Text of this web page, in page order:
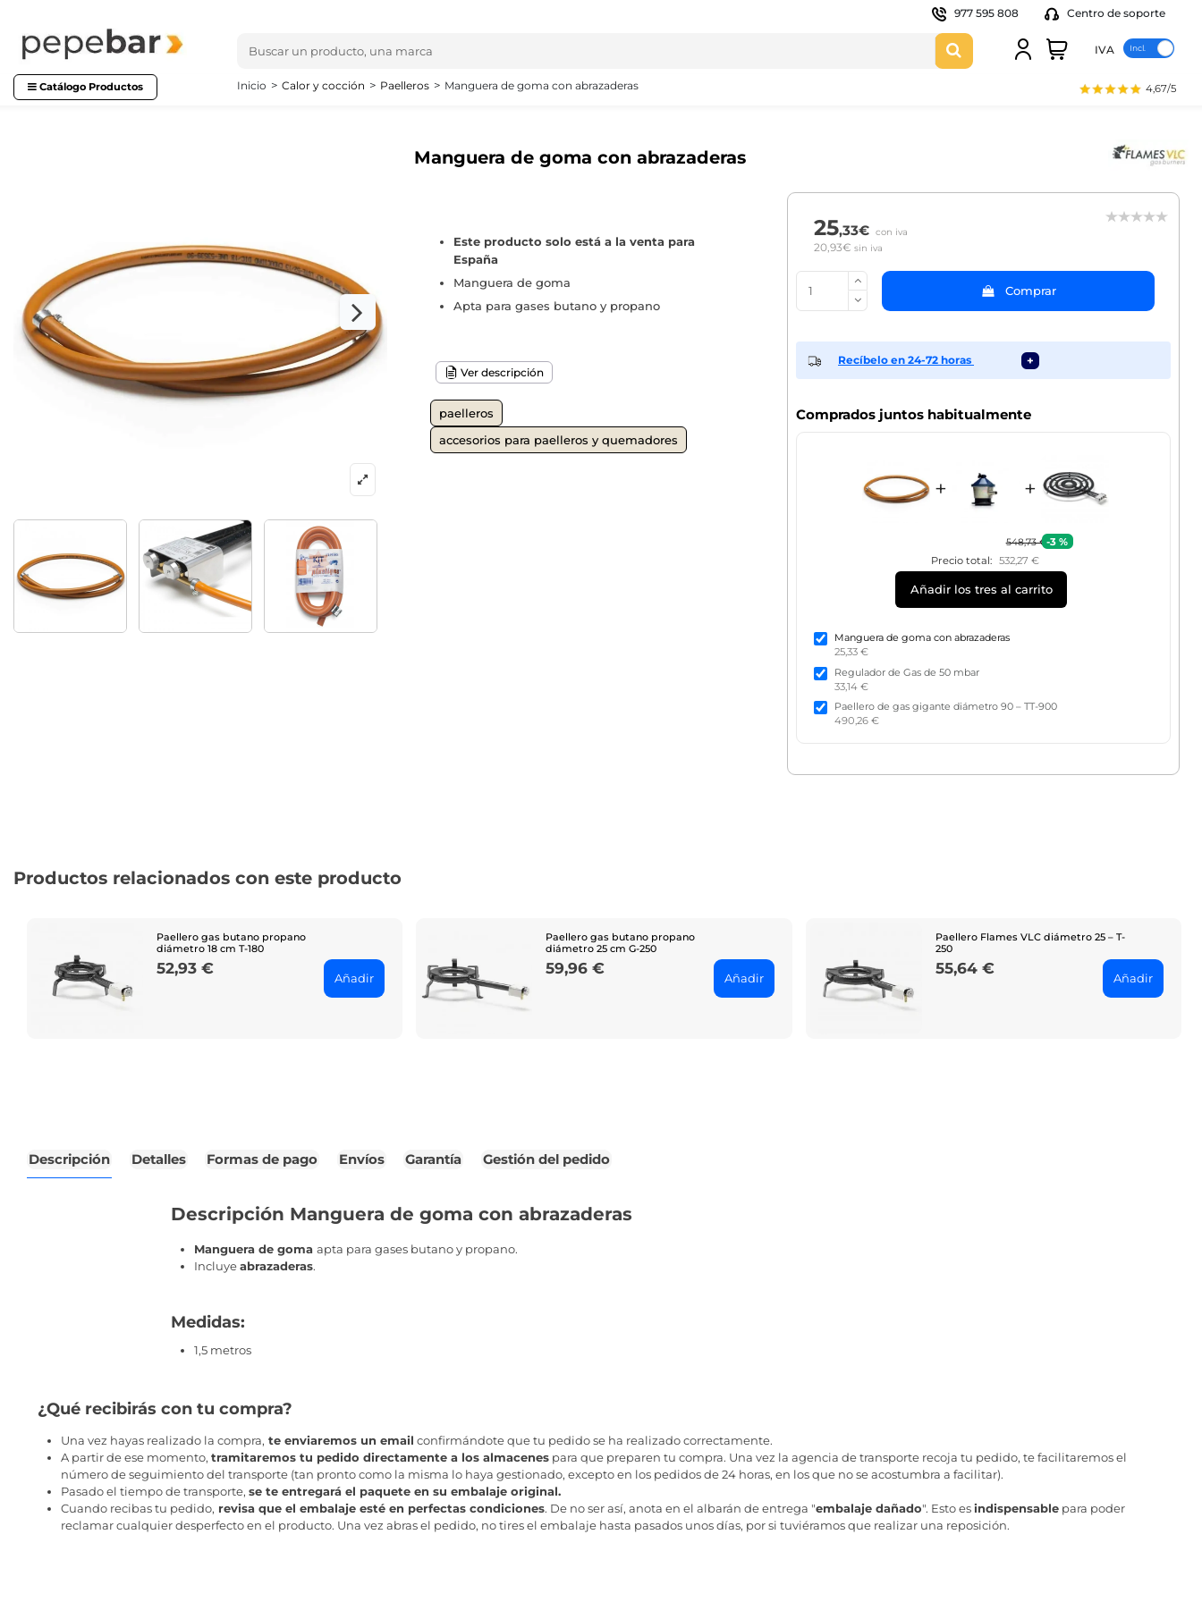
977 595 808 Centro de soporte
IVA
Catálogo Productos 4,67/5
Inicio Calor y cocción Paelleros Manguera de goma con abrazaderas
Manguera de goma con abrazaderas
Este producto solo está a la venta para
España
Manguera de goma
Apta para gases butano y propano
Ver descripción
paelleros
accesorios para paelleros y quemadores
25,33€ con iva
20,93€ sin iva
Comprar
Recíbelo en 24-72 horas +
Comprados juntos habitualmente
+ +
548,73 € -3 %
Precio total:
532,27 €
Añadir los tres al carrito
Manguera de goma con abrazaderas
25,33 €
Regulador de Gas de 50 mbar
33,14 €
Paellero de gas gigante diámetro 90 – TT-900
490,26 €
Productos relacionados con este producto
Paellero gas butano propano
diámetro 18 cm T-180
Price
52,93 €
Añadir
Paellero gas butano propano
diámetro 25 cm G-250
Price
59,96 €
Añadir
Paellero Flames VLC diámetro 25 – T-
250
Price
55,64 €
Añadir
Descripción Detalles Formas de pago Envíos Garantía Gestión del pedido
Descripción Manguera de goma con abrazaderas
Manguera de goma apta para gases butano y propano.
Incluyeabrazaderas.
Medidas:
1,5 metros
¿Qué recibirás con tu compra?
Una vez hayas realizado la compra, te enviaremos un email confirmándote que tu pedido se ha realizado correctamente.
A partir de ese momento, tramitaremos tu pedido directamente a los almacenespara que preparen tu compra. Una vez la agencia de transporte recoja tu pedido, te facilitaremos el
número de seguimiento del transporte (tan pronto como la misma lo haya gestionado, excepto en los pedidos de 24 horas, en los que no se acostumbra a facilitar).
Pasado el tiempo de transporte, se te entregará el paquete en su embalaje original.
Cuando recibas tu pedido, revisa que el embalaje esté en perfectas condiciones. De no ser así, anota en el albarán de entrega "embalaje dañado". Esto esindispensablepara poder
reclamar cualquier desperfecto en el producto. Una vez abras el pedido, no tires el embalaje hasta pasados unos días, por si tuviéramos que realizar una reposición.